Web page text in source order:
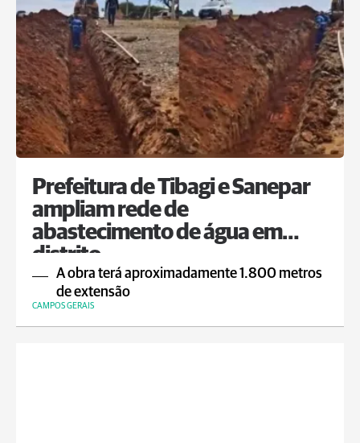
Prefeitura de Tibagi e Sanepar
ampliam rede de
abastecimento de água em
distrito
A obra terá aproximadamente 1.800 metros
de extensão
CAMPOS GERAIS